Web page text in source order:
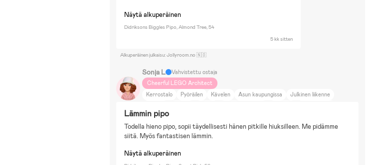
Näytä alkuperäinen
Didriksons Biggles Pipo, Almond Tree, 54
5 kk sitten
Alkuperäinen julkaisu: Jollyroom.no 🇳🇴
Sonja L
Vahvistettu ostaja
Cheerful LEGO Architect
Kerrostalo
Pyöräilen Kävelen Asun kaupungissa
Julkinen liikenne
Koti ja puutarha
Lämmin pipo
Todella hieno pipo, sopii täydellisesti hänen pitkille hiuksilleen. Me pidämme
siitä. Myös fantastisen lämmin.
Näytä alkuperäinen